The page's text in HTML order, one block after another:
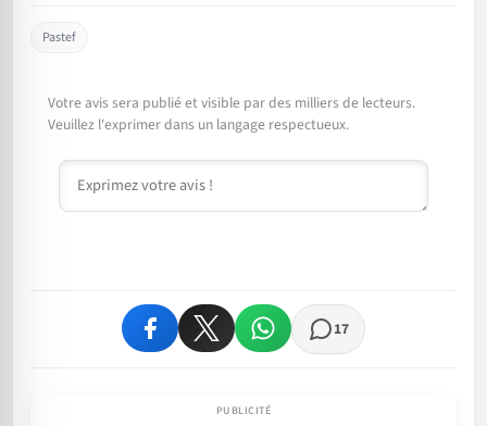
Pastef
Votre avis sera publié et visible par des milliers de lecteurs.
Veuillez l'exprimer dans un langage respectueux.
Commentaire
17